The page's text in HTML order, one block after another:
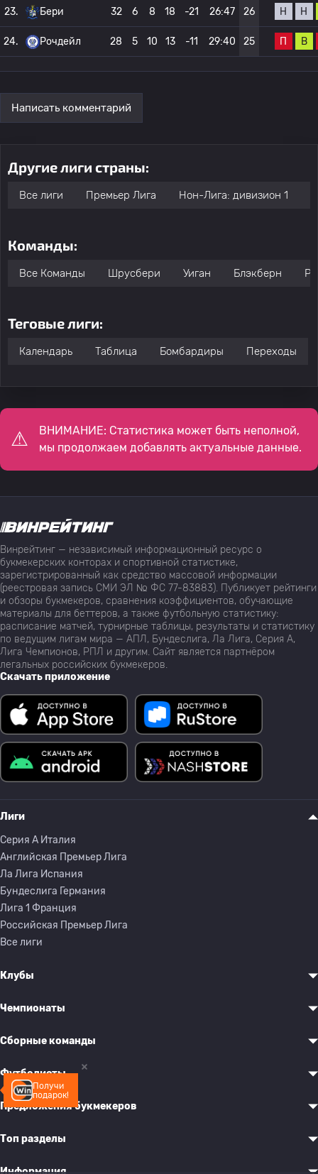
23. Бери 32 6 8 18 -21 26:47 26 Н Н
24. Рочдейл 28 5 10 13 -11 29:40 25 П В
Написать комментарий
Другие лиги страны:
Все лиги Премьер Лига Нон-Лига: дивизион 1
Команды:
Все Команды Шрусбери Уиган Блэкберн
Теговые лиги:
Календарь Таблица Бомбардиры Переходы
ВНИМАНИЕ: Статистика может быть неполной,
мы продолжаем добавлять актуальные данные.
Получи
подарок!
Винрейтинг — независимый информационный ресурс о
букмекерских конторах и спортивной статистике,
зарегистрированный как средство массовой информации
(реестровая запись СМИ ЭЛ № ФС 77-83883). Публикует рейтинги
и обзоры букмекеров, сравнения коэффициентов, обучающие
материалы для беттеров, а также футбольную статистику:
расписание матчей, турнирные таблицы, результаты и статистику
по ведущим лигам мира — АПЛ, Бундеслига, Ла Лига, Серия А,
Лига Чемпионов, РПЛ и другим. Сайт является партнёром
легальных российских букмекеров.
Скачать приложение
Лиги
Серия A Италия
Английская Премьер Лига
Ла Лига Испания
Бундеслига Германия
Лига 1 Франция
Российская Премьер Лига
Все лиги
Клубы
Чемпионаты
Сборные команды
Футболисты
Предложения букмекеров
Топ разделы